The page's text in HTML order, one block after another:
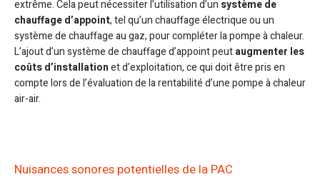
extrême. Cela peut nécessiter l’utilisation d’un système de
chauffage d’appoint, tel qu’un chauffage électrique ou un
système de chauffage au gaz, pour compléter la pompe à chaleur.
L’ajout d’un système de chauffage d’appoint peutaugmenter les
coûts d’installationet d’exploitation, ce qui doit être pris en
compte lors de l’évaluation de la rentabilité d’une pompe à chaleur
air-air.
Nuisances sonores potentielles de la PAC